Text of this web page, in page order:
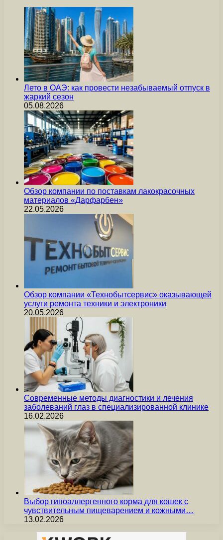
Лето в ОАЭ: как провести незабываемый отпуск в
жаркий сезон
05.08.2026
Обзор компании по поставкам лакокрасочных
материалов «Дарфарбен»
22.05.2026
Обзор компании «Технобытсервис» оказывающей
услуги ремонта техники и электроники
20.05.2026
Современные методы диагностики и лечения
заболеваний глаз в специализированной клинике
16.02.2026
Выбор гипоаллергенного корма для кошек с
чувствительным пищеварением и кожными…
13.02.2026